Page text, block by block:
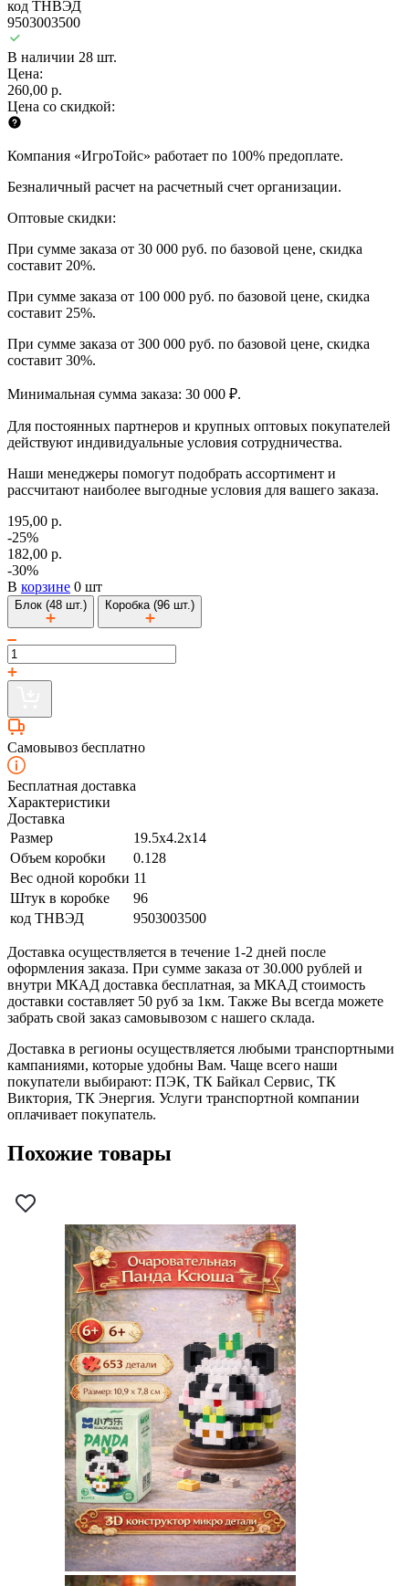
код ТНВЭД
9503003500
В наличии 28 шт.
Цена:
260,00 р.
Цена со скидкой:
Компания «ИгроТойс» работает по 100% предоплате.
Безналичный расчет на расчетный счет организации.
Оптовые скидки:
При сумме заказа от 30 000 руб. по базовой цене, скидка
составит 20%.
При сумме заказа от 100 000 руб. по базовой цене, скидка
составит 25%.
При сумме заказа от 300 000 руб. по базовой цене, скидка
составит 30%.
Минимальная сумма заказа: 30 000 ₽.
Для постоянных партнеров и крупных оптовых покупателей
действуют индивидуальные условия сотрудничества.
Наши менеджеры помогут подобрать ассортимент и
рассчитают наиболее выгодные условия для вашего заказа.
195,00 р.
-25%
182,00 р.
-30%
В корзине 0 шт
Блок (48 шт.) Коробка (96 шт.)
Самовывоз бесплатно
Бесплатная доставка
Характеристики
Доставка
Размер
19.5x4.2x14
Объем коробки
0.128
Вес одной коробки 11
Штук в коробке
96
код ТНВЭД
9503003500
Доставка осуществляется в течение 1-2 дней после
оформления заказа. При сумме заказа от 30.000 рублей и
внутри МКАД доставка бесплатная, за МКАД стоимость
доставки составляет 50 руб за 1км. Также Вы всегда можете
забрать свой заказ самовывозом с нашего склада.
Доставка в регионы осуществляется любыми транспортными
кампаниями, которые удобны Вам. Чаще всего наши
покупатели выбирают: ПЭК, ТК Байкал Сервис, ТК
Виктория, ТК Энергия. Услуги транспортной компании
оплачивает покупатель.
Похожие товары